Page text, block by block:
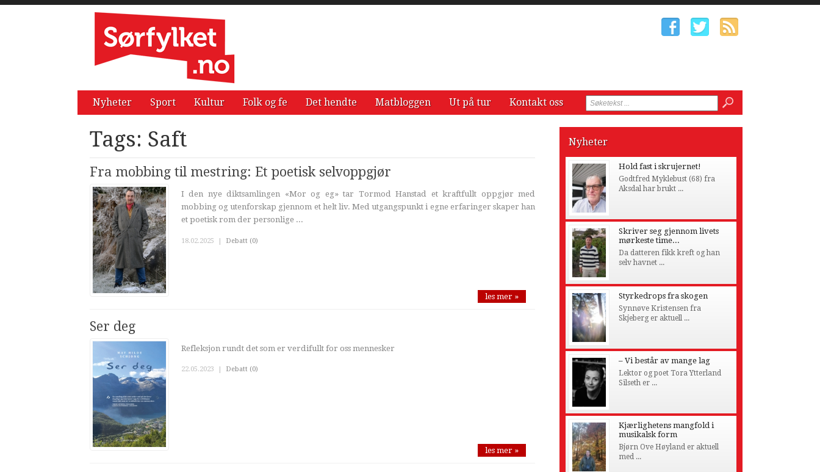
Nyheter Sport Kultur Folk og fe Det hendte Matbloggen Ut på tur Kontakt oss
Tags: Saft
Fra mobbing til mestring: Et poetisk selvoppgjør
I den nye diktsamlingen «Mor og eg» tar Tormod Hanstad et kraftfullt oppgjør med
mobbing og utenforskap gjennom et helt liv. Med utgangspunkt i egne erfaringer skaper han
et poetisk rom der personlige ...
18.02.2025 | Debatt (0)
les mer »
Ser deg
Refleksjon rundt det som er verdifullt for oss mennesker
22.05.2023 Debatt (0)
les mer »
Nyheter
Hold fast i skrujernet!
Godtfred Myklebust (68) fra
Aksdal har brukt ...
Skriver seg gjennom livets
mørkeste time...
Da datteren fikk kreft og han
selv havnet ...
Styrkedrops fra skogen
Synnøve Kristensen fra
Skjeberg er aktuell ...
– Vi består av mange lag
Lektor og poet Tora Ytterland
Silseth er ...
Kjærlighetens mangfold i
musikalsk form
Bjørn Ove Høyland er aktuell
med ...